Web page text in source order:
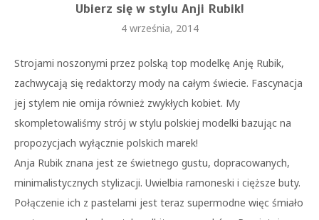
Ubierz się w stylu Anji Rubik!
4 września, 2014
Strojami noszonymi przez polską top modelkę Anję Rubik,
zachwycają się redaktorzy mody na całym świecie. Fascynacja
jej stylem nie omija również zwykłych kobiet. My
skompletowaliśmy strój w stylu polskiej modelki bazując na
propozycjach wyłącznie polskich marek!
Anja Rubik znana jest ze świetnego gustu, dopracowanych,
minimalistycznych stylizacji. Uwielbia ramoneski i cięższe buty.
Połączenie ich z pastelami jest teraz supermodne więc śmiało